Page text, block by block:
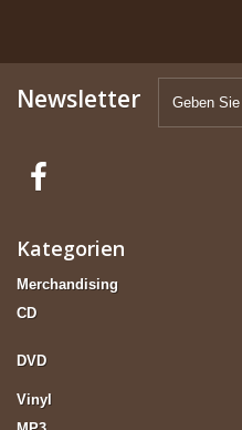
Newsletter
Kategorien
Merchandising
CD
DVD
Vinyl